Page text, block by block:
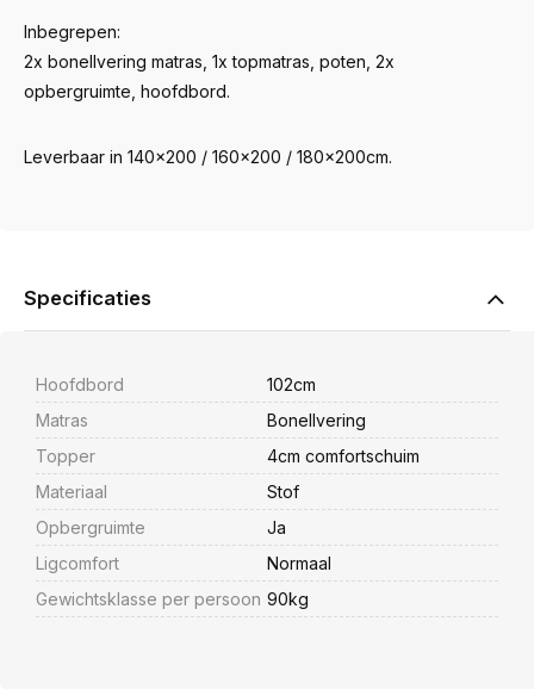
Inbegrepen:
2x bonellvering matras, 1x topmatras, poten, 2x
opbergruimte, hoofdbord.
Leverbaar in 140x200 / 160x200 / 180x200cm.
Specificaties
Hoofdbord
102cm
Matras
Bonellvering
Topper
4cm comfortschuim
Materiaal
Stof
Opbergruimte
Ja
Ligcomfort
Normaal
Gewichtsklasse per persoon 90kg